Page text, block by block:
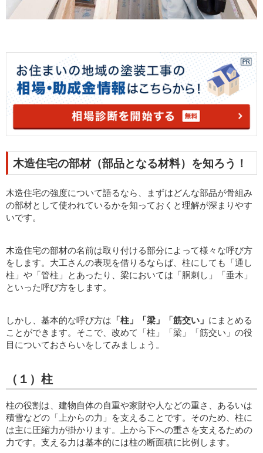
木造住宅の部材（部品となる材料）を知ろう！
木造住宅の強度について語るなら、まずはどんな部品が骨組み
の部材として使われているかを知っておくと理解が深まりやす
いです。
木造住宅の部材の名前は取り付ける部分によって様々な呼び方
をします。大工さんの表現を借りるならば、柱にしても「通し
柱」や「管柱」とあったり、梁においては「胴刺し」「垂木」
といった呼び方をします。
しかし、基本的な呼び方は 「柱」「梁」「筋交い」 にまとめる
ことができます。そこで、改めて「柱」「梁」「筋交い」の役
目についておさらいをしてみましょう。
（１）柱
柱の役割は、建物自体の自重や家財や人などの重さ、あるいは
積雪などの「上からの力」を支えることです。そのため、柱に
は主に圧縮力が掛かります。上から下への重さを支えるための
力です。支える力は基本的には柱の断面積に比例します。